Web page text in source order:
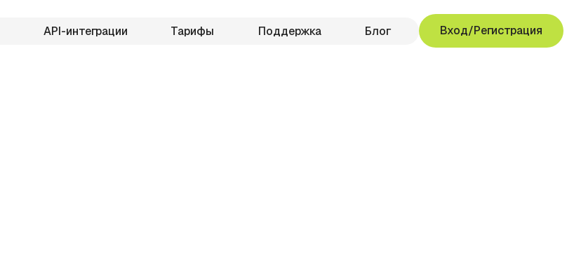
API-интеграции Тарифы Поддержка Блог Вход/Регистрация